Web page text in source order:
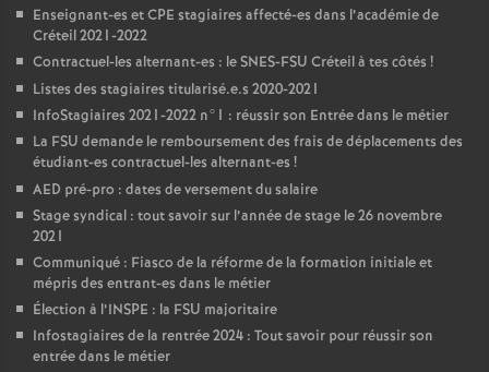
Enseignant-es etCPE stagiaires affecté-es dans l’académie de
Créteil 2021-2022
Contractuel-les alternant-es : leSNES-FSU Créteil à tes côtés !
Listes des stagiaires titularisé.e.s 2020-2021
InfoStagiaires 2021-2022 n°1 : réussir son Entrée dans le métier
La FSU demande le remboursement des frais de déplacements des
étudiant-es contractuel-les alternant-es !
AED pré-pro : dates de versement du salaire
Stage syndical : tout savoir sur l’année de stage le 26 novembre
2021
Communiqué : Fiasco de la réforme de la formation initiale et
mépris des entrant-es dans le métier
Élection à l’INSPE : la FSU majoritaire
Infostagiaires de la rentrée 2024 : Tout savoir pour réussir son
entrée dans le métier